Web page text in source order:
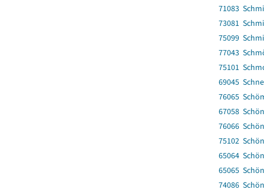
71083
73081
75099
77043
75101
69045
76065
67058
76066
75102
65064
65065
74086